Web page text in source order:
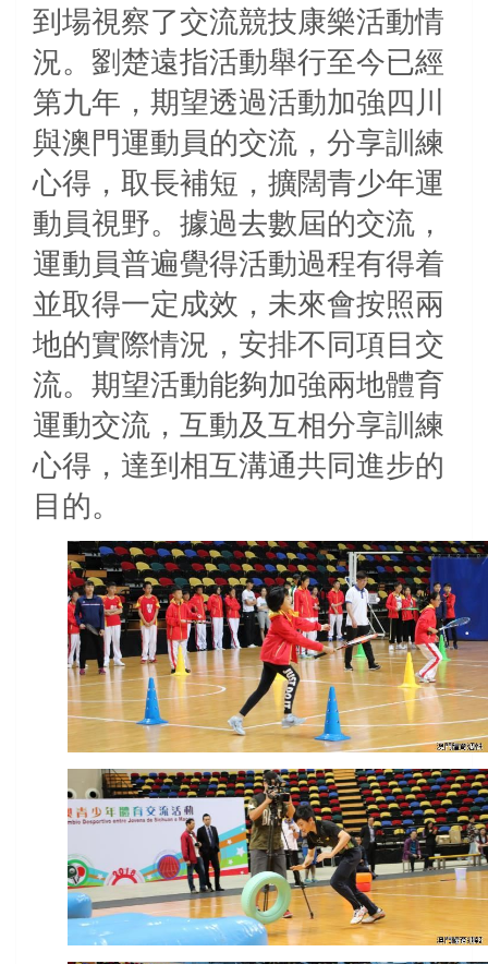
到場視察了交流競技康樂活動情
況。劉楚遠指活動舉行至今已經
第九年，期望透過活動加強四川
與澳門運動員的交流，分享訓練
心得，取長補短，擴闊青少年運
動員視野。據過去數屆的交流，
運動員普遍覺得活動過程有得着
並取得一定成效，未來會按照兩
地的實際情況，安排不同項目交
流。期望活動能夠加強兩地體育
運動交流，互動及互相分享訓練
心得，達到相互溝通共同進步的
目的。